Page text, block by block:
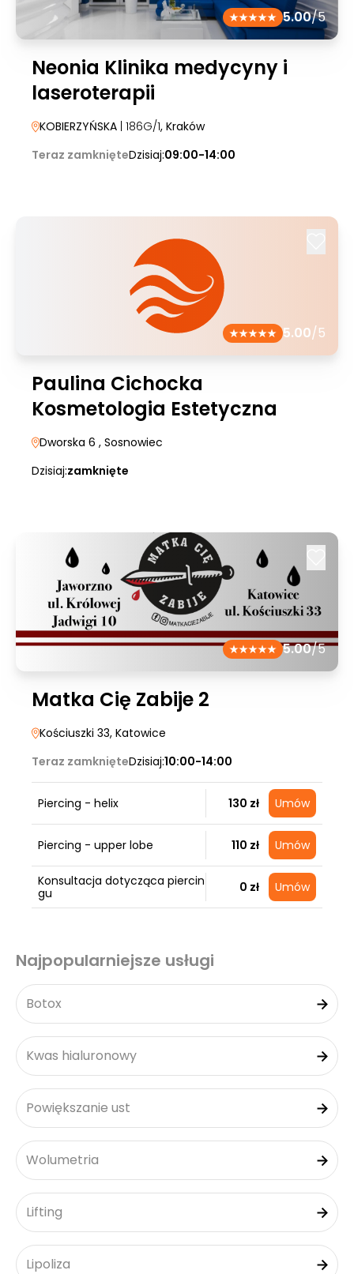
5.00/5
Neonia Klinika medycyny i
laseroterapii
KOBIERZYŃSKA | 186G/1, Kraków
Teraz zamknięteDzisiaj:09:00-14:00
5.00/5
Paulina Cichocka
Kosmetologia Estetyczna
Dworska 6 , Sosnowiec
Dzisiaj:zamknięte
5.00/5
Matka Cię Zabije 2
Kościuszki 33, Katowice
Teraz zamknięteDzisiaj:10:00-14:00
Piercing - helix 130 zł Umów
Piercing - upper lobe 110 zł Umów
Konsultacja dotycząca piercin
gu
0 zł Umów
Najpopularniejsze usługi
Botox
Kwas hialuronowy
Powiększanie ust
Wolumetria
Lifting
Lipoliza